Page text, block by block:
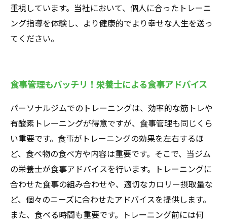
重視しています。当社において、個人に合ったトレーニ
ング指導を体験し、より健康的でより幸せな人生を送っ
てください。
食事管理もバッチリ！栄養士による食事アドバイス
パーソナルジムでのトレーニングは、効率的な筋トレや
有酸素トレーニングが得意ですが、食事管理も同じくら
い重要です。食事がトレーニングの効果を左右するほ
ど、食べ物の食べ方や内容は重要です。そこで、当ジム
の栄養士が食事アドバイスを行います。トレーニングに
合わせた食事の組み合わせや、適切なカロリー摂取量な
ど、個々のニーズに合わせたアドバイスを提供します。
また、食べる時間も重要です。トレーニング前には何